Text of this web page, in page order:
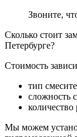
Звоните,
Сколько стоит
Петербурге?
Стоимость
тип
сложность
количество
Мы можем